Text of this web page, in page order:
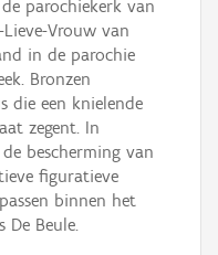
parochiekerk van
Lieve-Vrouw van
in de parochie
Bronzen
die een knielende
zegent. In
bescherming van
figuratieve
binnen het
De Beule.